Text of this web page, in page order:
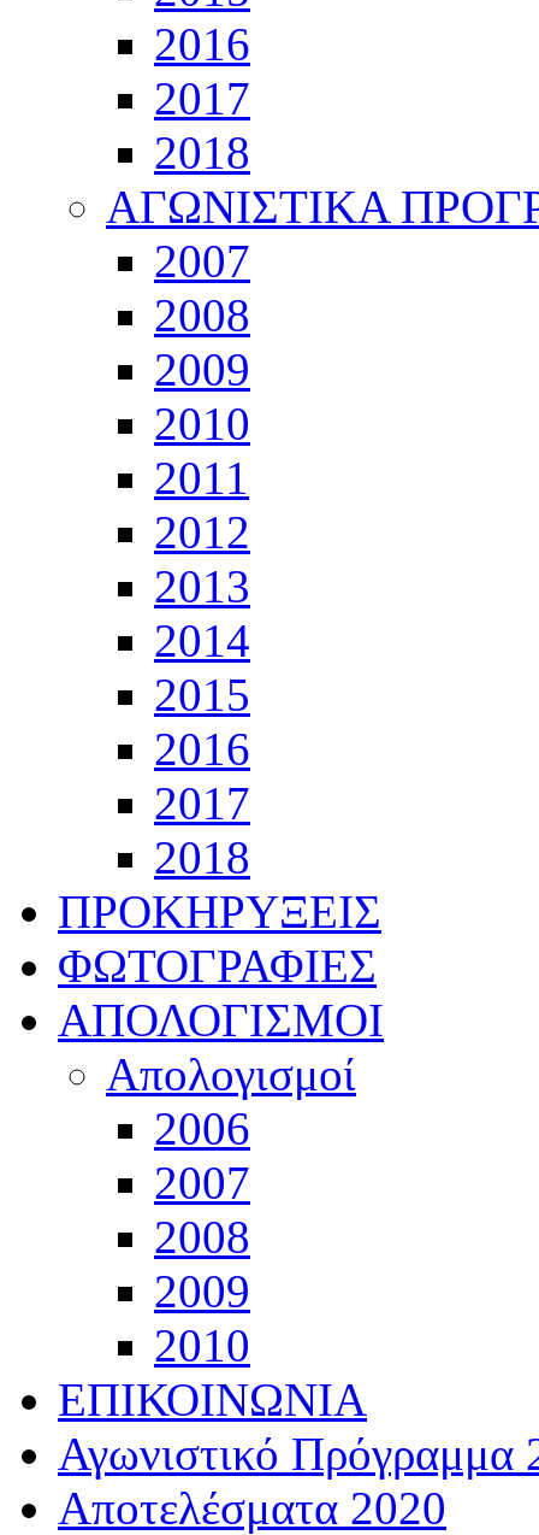
2016
2017
2018
ΑΓΩΝΙΣΤΙΚΑ
2007
2008
2009
2010
2011
2012
2013
2014
2015
2016
2017
2018
ΠΡΟΚΗΡΥΞΕΙΣ
ΦΩΤΟΓΡΑΦΙΕΣ
ΑΠΟΛΟΓΙΣΜΟΙ
Απολογισμοί
2006
2007
2008
2009
2010
ΕΠΙΚΟΙΝΩΝΙΑ
Αγωνιστικό Πρόγραμμα
Αποτελέσματα 2020